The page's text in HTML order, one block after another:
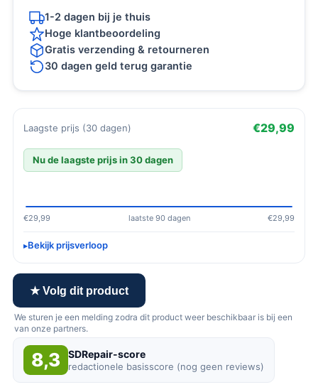
1-2 dagen bij je thuis
Hoge klantbeoordeling
Gratis verzending & retourneren
30 dagen geld terug garantie
Laagste prijs (30 dagen) €29,99
Nu de laagste prijs in 30 dagen
€29,99 laatste 90 dagen €29,99
Bekijk prijsverloop
★ Volg dit product
We sturen je een melding zodra dit product weer beschikbaar is bij een
van onze partners.
8,3 SDRepair-score
redactionele basisscore (nog geen reviews)